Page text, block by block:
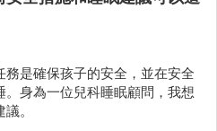
是確保孩子的安全，並在安全
。身為一位兒科睡眠顧問，我想
。